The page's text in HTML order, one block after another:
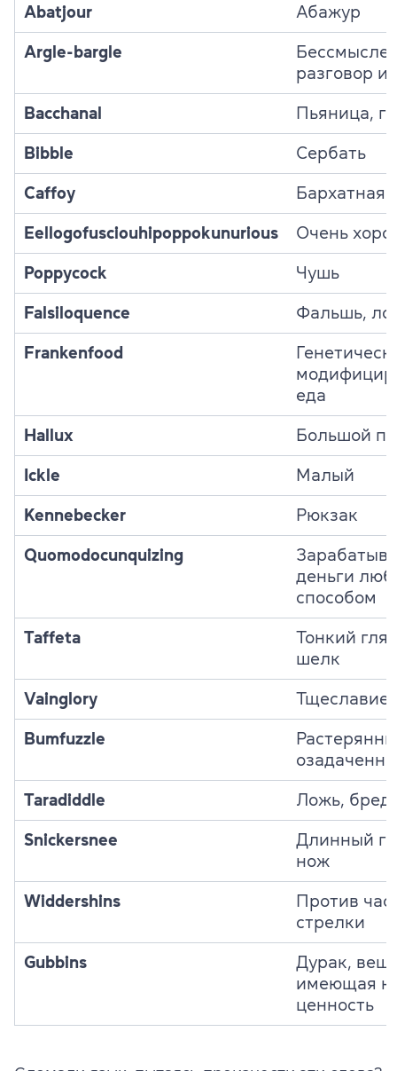
Abatjour Абажур
Argle-bargle
разговор
Bacchanal Пьяница,
Bibble Сербать
Caffoy Бархатная
Eellogofusciouhipoppokunurious Очень
Poppycock Чушь
Falsiloquence Фальшь,
Frankenfood
еда
Hallux Большой
Ickle Малый
Kennebecker Рюкзак
Quomodocunquizing
деньги
способом
Taffeta
Тонкий
шелк
Vainglory Тщеславие
Bumfuzzle
Taradiddle Ложь, бред
Snickersnee
Длинный
нож
Widdershins
Против
стрелки
Gubbins
Дурак,
имеющая
ценность